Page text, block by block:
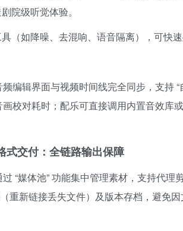
院级听觉体验。
（如降噪、去混响、语音隔离），可快
频编辑界面与视频时间线完全同步，支持
校对耗时；配乐可直接调用内置音效库
式交付：全链路输出保障
过 “媒体池” 功能集中管理素材，支持代
重新链接丢失文件）及版本存档，避免因